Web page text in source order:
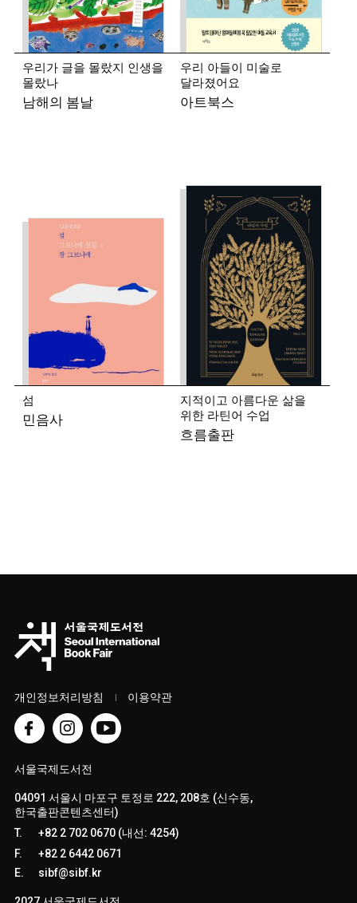
우리가 글을 몰랐지 인생을
몰랐나
남해의 봄날
우리 아들이 미술로
달라졌어요
아트북스
섬
민음사
지적이고 아름다운 삶을
위한 라틴어 수업
흐름출판
개인정보처리방침 이용약관
서울국제도서전
04091 서울시 마포구 토정로 222, 208호 (신수동,
한국출판콘텐츠센터)
T.
+82 2 702 0670 (내선: 4254)
F.
+82 2 6442 0671
E.
sibf@sibf.kr